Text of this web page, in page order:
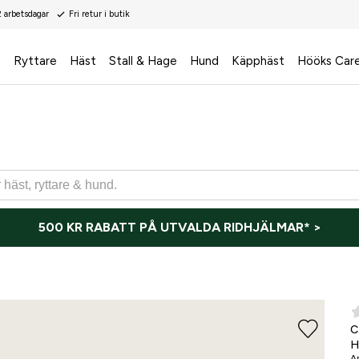
Fri retur i butik
Ryttare Häst Stall & Hage Hund Käpphäst Hööks
500 KR RABATT PÅ UTVALDA RIDHJÄLMAR* >